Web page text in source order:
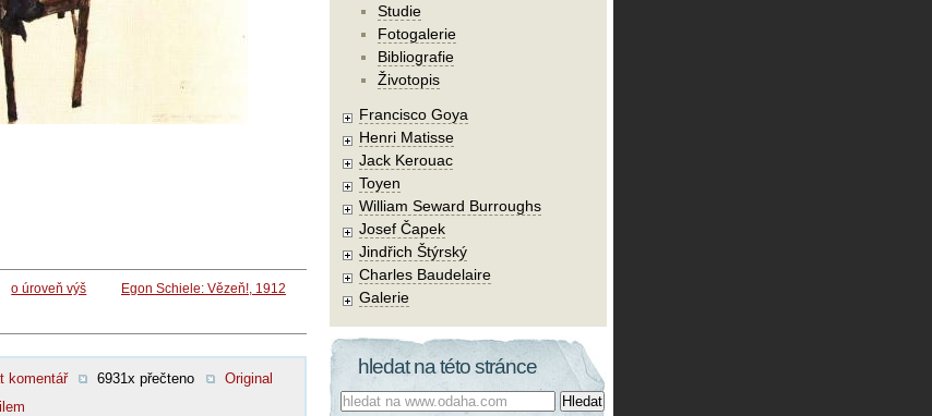
o úroveň výš Egon Schiele: Vězeň!, 1912
komentář 6931x přečteno
Original
Studie
Fotogalerie
Bibliografie
Životopis
Francisco Goya
Henri Matisse
Jack Kerouac
Toyen
William Seward Burroughs
Josef Čapek
Jindřich Štýrský
Charles Baudelaire
Galerie
hledat na této stránce
Co hledat: